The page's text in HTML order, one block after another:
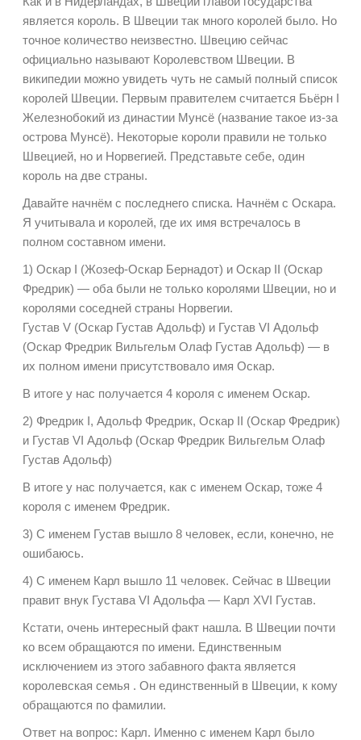
является король. В Швеции так много королей было. Но
точное количество неизвестно. Швецию сейчас
официально называют Королевством Швеции. В
википедии можно увидеть чуть не самый полный список
королей Швеции. Первым правителем считается Бьёрн I
Железнобокий из династии Мунсё (название такое из-за
острова Мунсё). Некоторые короли правили не только
Швецией, но и Норвегией. Представьте себе, один
король на две страны.
Давайте начнём с последнего списка. Начнём с Оскара.
Я учитывала и королей, где их имя встречалось в
полном составном имени.
1) Оскар I (Жозеф-Оскар Бернадот) и Оскар II (Оскар
Фредрик) — оба были не только королями Швеции, но и
королями соседней страны Норвегии.
Густав V (Оскар Густав Адольф) и Густав VI Адольф
(Оскар Фредрик Вильгельм Олаф Густав Адольф) — в
их полном имени присутствовало имя Оскар.
В итоге у нас получается 4 короля с именем Оскар.
2) Фредрик I, Адольф Фредрик, Оскар II (Оскар Фредрик)
и Густав VI Адольф (Оскар Фредрик Вильгельм Олаф
Густав Адольф)
В итоге у нас получается, как с именем Оскар, тоже 4
короля с именем Фредрик.
3) С именем Густав вышло 8 человек, если, конечно, не
ошибаюсь.
4) С именем Карл вышло 11 человек. Сейчас в Швеции
правит внук Густава VI Адольфа — Карл XVI Густав.
Кстати, очень интересный факт нашла. В Швеции почти
ко всем обращаются по имени. Единственным
исключением из этого забавного факта является
королевская семья . Он единственный в Швеции, к кому
обращаются по фамилии.
Ответ на вопрос: Карл. Именно с именем Карл было